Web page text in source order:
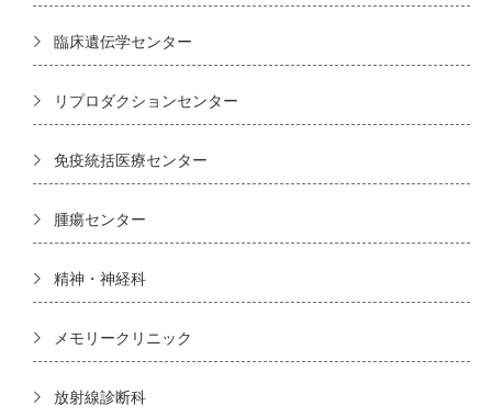
臨床遺伝学センター
リプロダクションセンター
免疫統括医療センター
腫瘍センター
精神・神経科
メモリークリニック
放射線診断科